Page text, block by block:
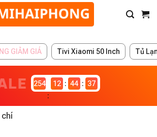
GIẢM GIÁ Tivi Xiaomi 50 Inch Tủ
2546981
12 44 37